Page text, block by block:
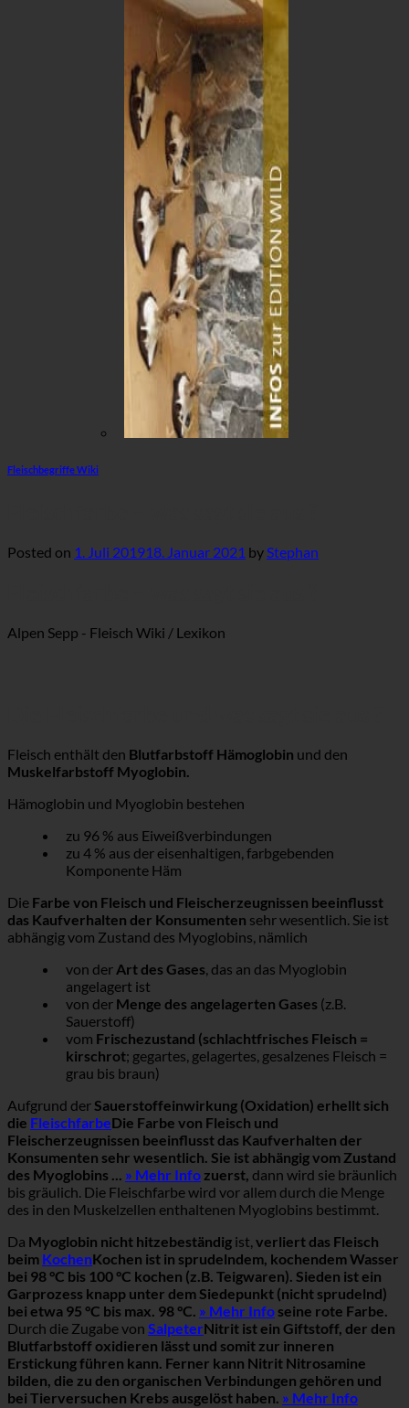
Fleischbegriffe Wiki
Posted on 1. Juli 201918. Januar 2021 byStephan
Alpen Sepp - Fleisch Wiki / Lexikon
Fleisch enthält den Blutfarbstoff Hämoglobin und den
Muskelfarbstoff Myoglobin.
Hämoglobin und Myoglobin bestehen
zu 96 % aus Eiweißverbindungen
zu 4 % aus der eisenhaltigen, farbgebenden
Komponente Häm
Die Farbe von Fleisch und Fleischerzeugnissen beeinflusst
das Kaufverhalten der Konsumenten sehr wesentlich. Sie ist
abhängig vom Zustand des Myoglobins, nämlich
von der Art des Gases, das an das Myoglobin
angelagert ist
von der Menge des angelagerten Gases (z.B.
Sauerstoff)
vom Frischezustand (schlachtfrisches Fleisch =
kirschrot; gegartes, gelagertes, gesalzenes Fleisch =
grau bis braun)
Aufgrund derSauerstoffeinwirkung (Oxidation) erhellt sich
die FleischfarbeDie Farbe von Fleisch und
Fleischerzeugnissen beeinflusst das Kaufverhalten der
Konsumenten sehr wesentlich. Sie ist abhängig vom Zustand
des Myoglobins ... » Mehr Info zuerst, dann wird sie bräunlich
bis gräulich. Die Fleischfarbe wird vor allem durch die Menge
des in den Muskelzellen enthaltenen Myoglobins bestimmt.
Da Myoglobin nicht hitzebeständig ist, verliert das Fleisch
beim KochenKochen ist in sprudelndem, kochendem Wasser
bei 98 °C bis 100 °C kochen (z.B. Teigwaren). Sieden ist ein
Garprozess knapp unter dem Siedepunkt (nicht sprudelnd)
bei etwa 95 °C bis max. 98 °C. » Mehr Info seine rote Farbe.
Durch die Zugabe von SalpeterNitrit ist ein Giftstoff, der den
Blutfarbstoff oxidieren lässt und somit zur inneren
Erstickung führen kann. Ferner kann Nitrit Nitrosamine
bilden, die zu den organischen Verbindungen gehören und
bei Tierversuchen Krebs ausgelöst haben. » Mehr Info